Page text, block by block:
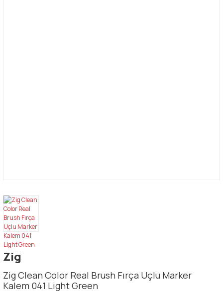
Zig
Zig Clean Color Real Brush Fırça Uçlu Marker
Kalem 041 Light Green